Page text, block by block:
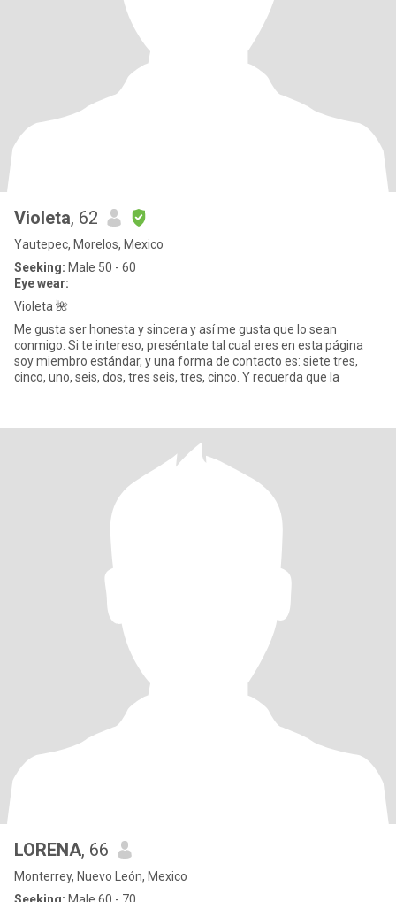
Violeta, 62
Yautepec, Morelos, Mexico
Seeking: Male 50 - 60
Eye wear:
Violeta 🌺
Me gusta ser honesta y sincera y así me gusta que lo sean
conmigo. Si te intereso, preséntate tal cual eres en esta página
soy miembro estándar, y una forma de contacto es: siete tres,
cinco, uno, seis, dos, tres seis, tres, cinco. Y recuerda que la
LORENA, 66
Monterrey, Nuevo León, Mexico